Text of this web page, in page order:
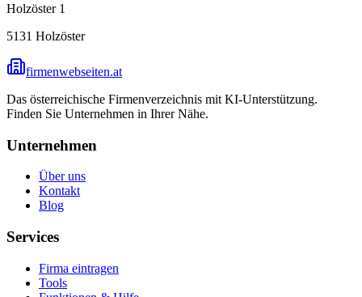
Holzöster 1
5131 Holzöster
firmenwebseiten.at
Das österreichische Firmenverzeichnis mit KI-Unterstützung.
Finden Sie Unternehmen in Ihrer Nähe.
Unternehmen
Über uns
Kontakt
Blog
Services
Firma eintragen
Tools